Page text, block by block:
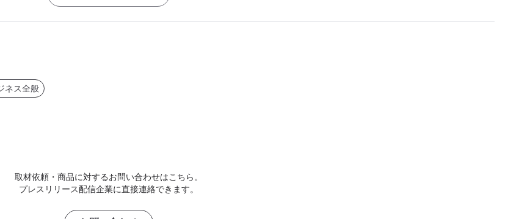
ネス全般
取材依頼・商品に対するお問い合わせはこちら。
プレスリリース配信企業に直接連絡できます。